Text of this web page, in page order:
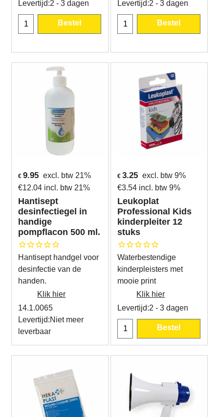
Levertijd:2 - 3 dagen
Bestel
Levertijd:2 - 3 dagen
Bestel
€ 9.95 excl. btw 21%
€12.04 incl. btw 21%
Hantisept
desinfectiegel in
handige
pompflacon 500 ml.
Hantisept handgel voor
desinfectie van de
handen.
Klik hier
14.1.0065
Levertijd:Niet meer
leverbaar
€ 3.25 excl. btw 9%
€3.54 incl. btw 9%
Leukoplat
Professional Kids
kinderpleiter 12
stuks
Waterbestendige
kinderpleisters met
mooie print
Klik hier
Levertijd:2 - 3 dagen
Bestel